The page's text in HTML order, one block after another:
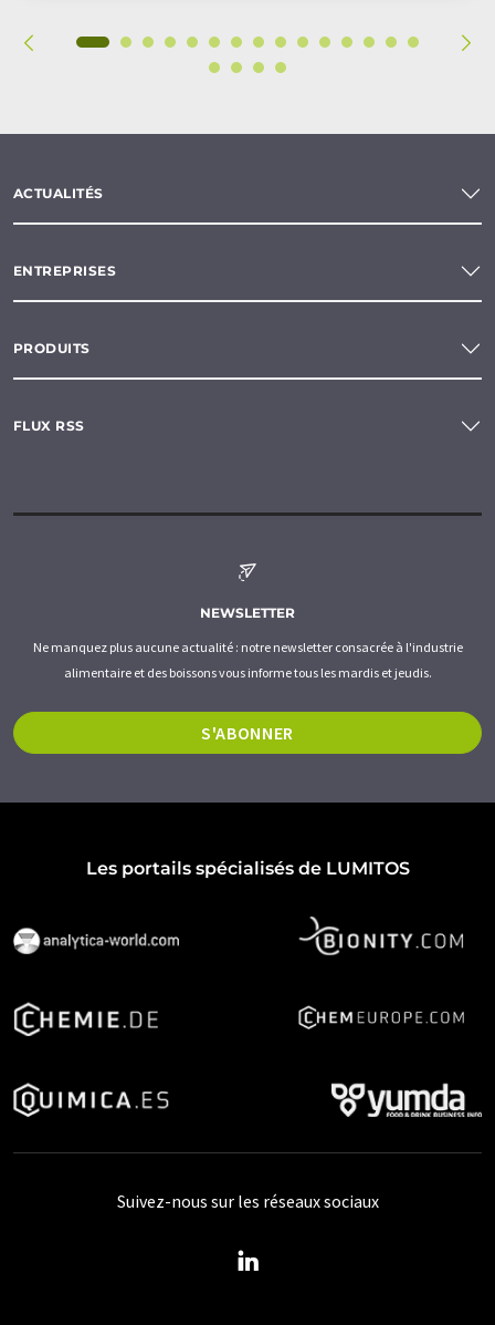
ACTUALITÉS
ENTREPRISES
PRODUITS
FLUX RSS
NEWSLETTER
Ne manquez plus aucune actualité : notre newsletter consacrée à l'industrie
alimentaire et des boissons vous informe tous les mardis et jeudis.
S'ABONNER
Les portails spécialisés de LUMITOS
Suivez-nous sur les réseaux sociaux